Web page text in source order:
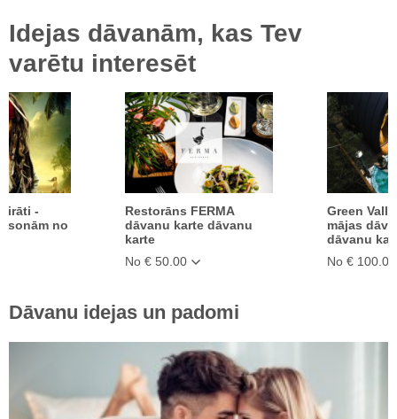
Idejas dāvanām, kas Tev
varētu interesēt
-
no
Restorāns FERMA
dāvanu karte dāvanu
karte
No € 50.00
Green
mājas
dāvanu
No € 100.00
Dāvanu idejas un padomi